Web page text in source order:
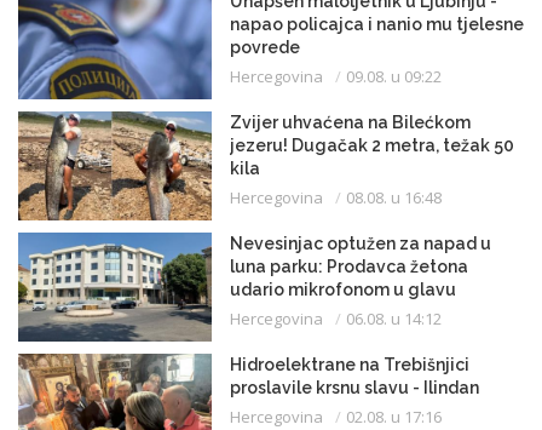
napao policajca i nanio mu tjelesne
povrede
Hercegovina 09.08. u 09:22
Zvijer uhvaćena na Bilećkom
jezeru! Dugačak 2 metra, težak 50
kila
Hercegovina 08.08. u 16:48
Nevesinjac optužen za napad u
luna parku: Prodavca žetona
udario mikrofonom u glavu
Hercegovina 06.08. u 14:12
Hidroelektrane na Trebišnjici
proslavile krsnu slavu - Ilindan
Hercegovina 02.08. u 17:16